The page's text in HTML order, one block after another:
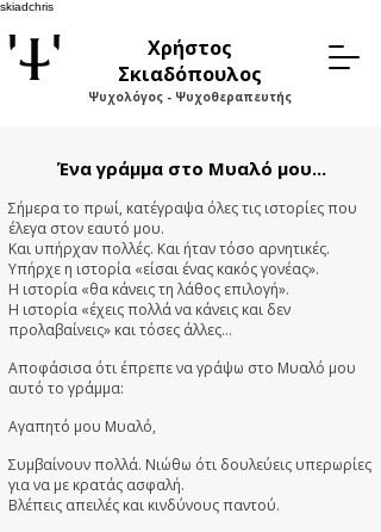
skiadchris
Ψυχολόγος - Ψυχοθεραπευτής
Χρήστος
Σκιαδόπουλος
Ένα γράμμα στο Μυαλό μου...
Σήμερα το πρωί, κατέγραψα όλες τις ιστορίες που
έλεγα στον εαυτό μου.
Και υπήρχαν πολλές. Και ήταν τόσο αρνητικές.
Υπήρχε η ιστορία «είσαι ένας κακός γονέας».
Η ιστορία «θα κάνεις τη λάθος επιλογή».
Η ιστορία «έχεις πολλά να κάνεις και δεν
προλαβαίνεις» και τόσες άλλες…
Αποφάσισα ότι έπρεπε να γράψω στο Μυαλό μου
αυτό το γράμμα:
Αγαπητό μου Μυαλό,
Συμβαίνουν πολλά. Νιώθω ότι δουλεύεις υπερωρίες
για να με κρατάς ασφαλή.
Βλέπεις απειλές και κινδύνους παντού.